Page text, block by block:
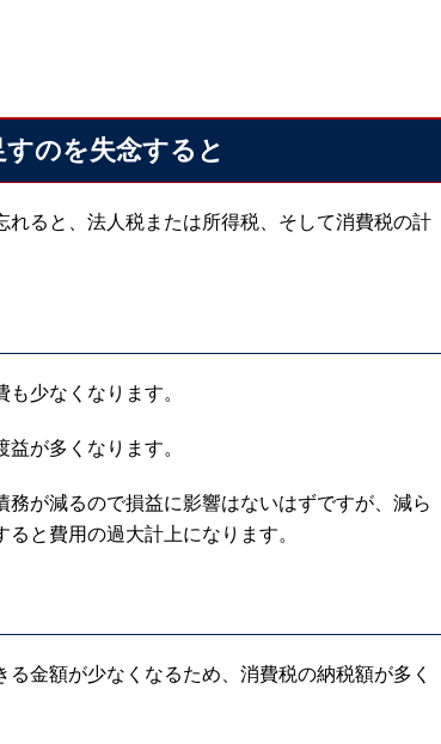
のを失念すると
ると、法人税または所得税、そして消費税の計
少なくなります。
が多くなります。
が減るので損益に影響はないはずですが、減ら
と費用の過大計上になります。
金額が少なくなるため、消費税の納税額が多く